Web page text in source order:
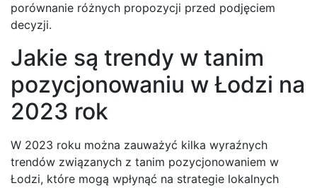
porównanie różnych propozycji przed podjęciem
decyzji.
Jakie są trendy w tanim
pozycjonowaniu w Łodzi na
2023 rok
W 2023 roku można zauważyć kilka wyraźnych
trendów związanych z tanim pozycjonowaniem w
Łodzi, które mogą wpłynąć na strategie lokalnych